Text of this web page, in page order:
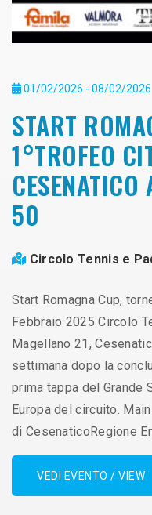
01/02/2026 - 08/02/2026
START
1°TROFEO
CESENATICO
50
Circolo Tennis e
Start Romagna Cup,
Febbraio 2025 Circolo
Magellano 21,
settimana dopo la
prima tappa del Grande
Europa del circuito.
di CesenaticoRegione
VEDI EVENTO / VIEW